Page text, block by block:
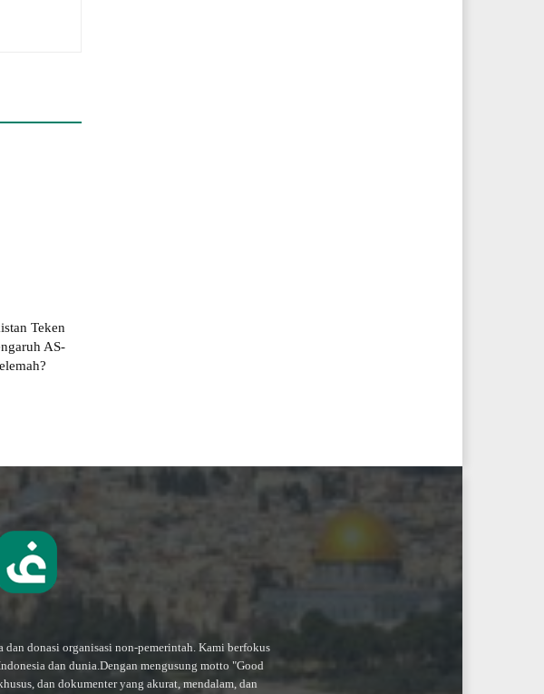
Teken
AS-
donasi organisasi non-pemerintah. Kami berfokus
dan dunia.Dengan mengusung motto "Good
dan dokumenter yang akurat, mendalam, dan